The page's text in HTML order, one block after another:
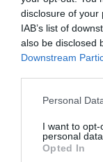
disclosure of your
IAB’s list of
also be disclosed
Downstream
Please note that
not limited to
grant or deny
use your data for
Personal
I want to
personal data.
Opted In